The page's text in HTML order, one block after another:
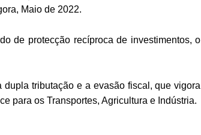
Maio de 2022.
de protecção recíproca de investimentos, o
tributação e a evasão fiscal, que vigora
para os Transportes, Agricultura e Indústria.